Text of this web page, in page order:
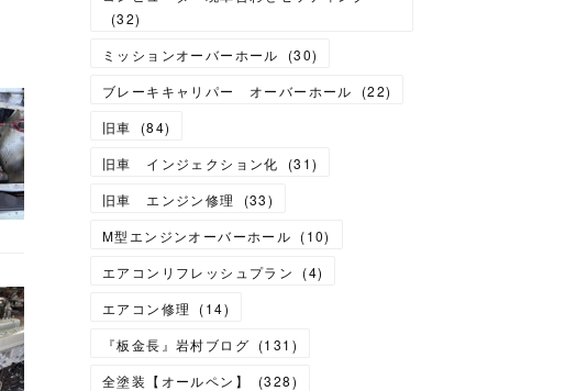
(32)
ミッションオーバーホール
(30)
ブレーキキャリパー オーバーホール
(22)
旧車
(84)
旧車 インジェクション化
(31)
旧車 エンジン修理
(33)
M型エンジンオーバーホール (10)
エアコンリフレッシュプラン
(4)
エアコン修理
(14)
『板金長』岩村ブログ (131 )
全塗装【オールペン】
(328)